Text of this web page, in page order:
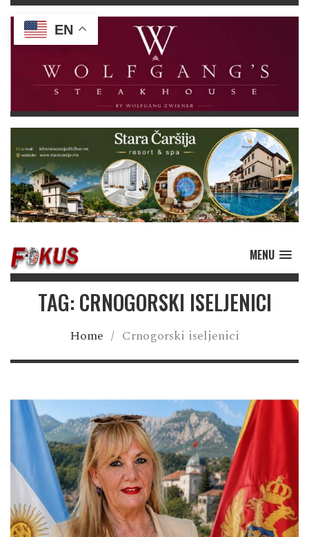
MENU
TAG: CRNOGORSKI ISELJENICI
Home / Crnogorski iseljenici
EN